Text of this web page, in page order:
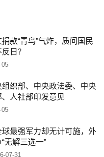
款“青鸟”气炸，质问国民
日？
05
织部、中央政法委、中央
人社部印发意见
05
最强军力却无计可施，外
无解三选一”
07-31